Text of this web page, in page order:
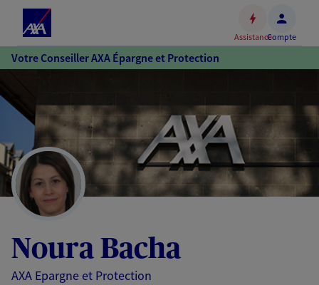
Accéder
au
Accéder
au
pied
de
page
AssistanceCompte
Votre Conseiller AXA Épargne et Protection
Noura Bacha
AXA Epargne et Protection